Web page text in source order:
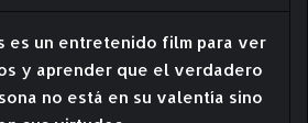
es un entretenido film para ver
y aprender que el verdadero
no está en su valentía sino